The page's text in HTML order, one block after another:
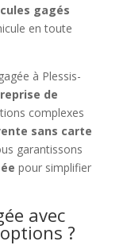
gagés
en toute
à Plessis-
de
complexes
sans carte
garantissons
pour simplifier
avec
?